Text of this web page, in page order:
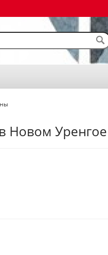
Новом Уренгое